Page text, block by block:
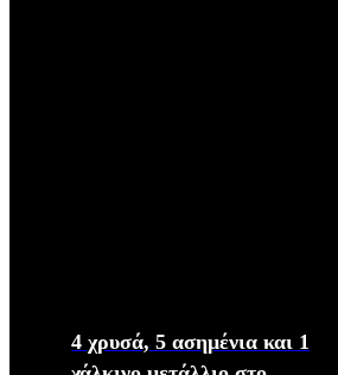
4 χρυσά, 5 ασημένια και 1